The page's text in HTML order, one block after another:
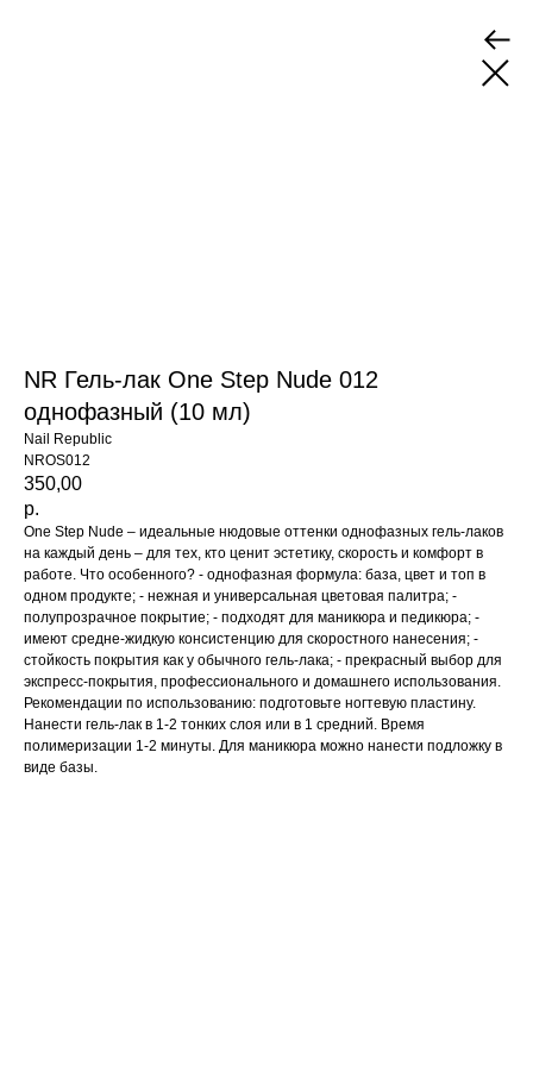
NR Гель-лак One Step Nude 012
однофазный (10 мл)
Nail Republic
NROS012
350,00
р.
One Step Nude – идеальные нюдовые оттенки однофазных гель-лаков
на каждый день – для тех, кто ценит эстетику, скорость и комфорт в
работе. Что особенного? - однофазная формула: база, цвет и топ в
одном продукте; - нежная и универсальная цветовая палитра; -
полупрозрачное покрытие; - подходят для маникюра и педикюра; -
имеют средне-жидкую консистенцию для скоростного нанесения; -
стойкость покрытия как у обычного гель-лака; - прекрасный выбор для
экспресс-покрытия, профессионального и домашнего использования.
Рекомендации по использованию: подготовьте ногтевую пластину.
Нанести гель-лак в 1-2 тонких слоя или в 1 средний. Время
полимеризации 1-2 минуты. Для маникюра можно нанести подложку в
виде базы.